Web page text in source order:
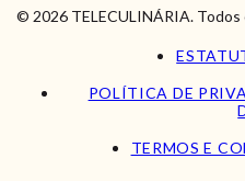
© 2026 TELECULINÁRIA.
POLÍTICA DE
TERMOS E